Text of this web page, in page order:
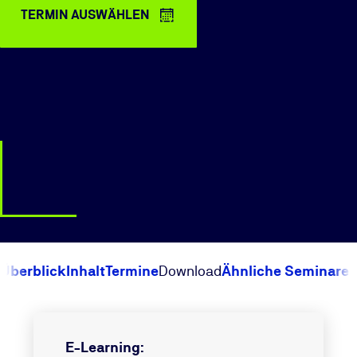
TERMIN AUSWÄHLEN
ÜberblickInhaltTermineDownloadÄhnliche Seminare
E-Learning: